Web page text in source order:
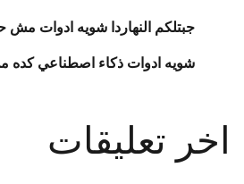
جبتلكم النهاردا شويه ادوات مش
شويه ادوات ذكاء اصطناعي
اخر تعليقات